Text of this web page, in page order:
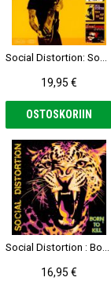
19,95 €
OSTOSKORIIN
16,95 €